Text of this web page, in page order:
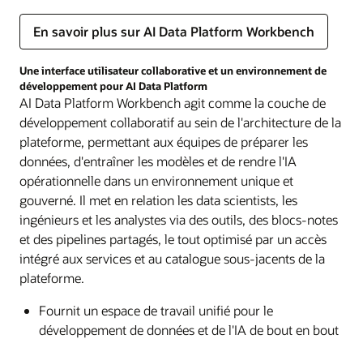
En savoir plus sur AI Data Platform Workbench
Une interface utilisateur collaborative et un environnement de
développement pour AI Data Platform
AI Data Platform Workbench agit comme la couche de
développement collaboratif au sein de l'architecture de la
plateforme, permettant aux équipes de préparer les
données, d'entraîner les modèles et de rendre l'IA
opérationnelle dans un environnement unique et
gouverné. Il met en relation les data scientists, les
ingénieurs et les analystes via des outils, des blocs-notes
et des pipelines partagés, le tout optimisé par un accès
intégré aux services et au catalogue sous-jacents de la
plateforme.
Fournit un espace de travail unifié pour le
développement de données et de l'IA de bout en bout